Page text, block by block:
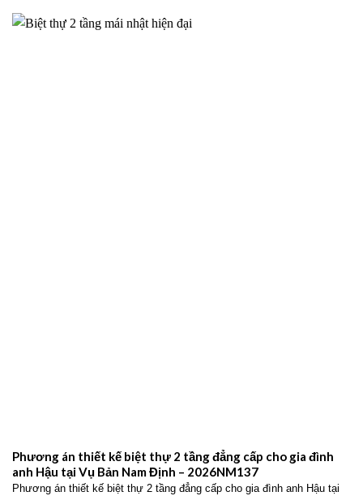
Phương án thiết kế biệt thự 2 tầng đẳng cấp cho gia đình
anh Hậu tại Vụ Bản Nam Định – 2026NM137
Phương án thiết kế biệt thự 2 tầng đẳng cấp cho gia đình anh Hậu tại